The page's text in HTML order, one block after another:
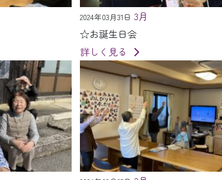
2024年03月31日 3月
☆お誕生日会
詳しく見る